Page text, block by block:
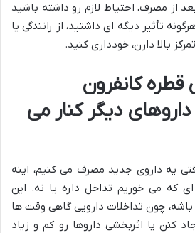
از مصرف، احتیاط لازم رو داشته باشید
تأثیر دیگه ای داشتید، از رانندگی یا
بالا دارن، خودداری کنید.
قطره کانفرون
داروهای دیگر کنار می
یه داروی جدید مصرف می کنیم، اینه
که می خوریم تداخل داره یا نه. این
چون تداخلات دارویی گاهی وقت ها
کنن یا اثربخشی داروها رو کم و زیاد